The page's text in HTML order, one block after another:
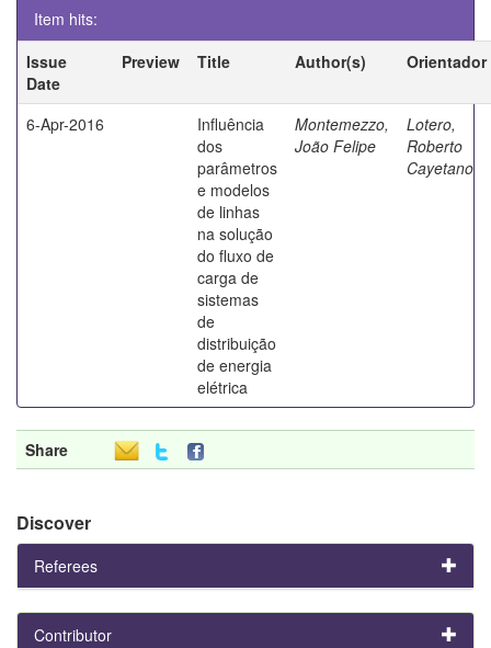
Item hits:
Issue
Date
Preview Title Author(s) Orientador
6-Apr-2016
Influência
dos
parâmetros
e modelos
de linhas
na solução
do fluxo de
carga de
sistemas
de
distribuição
de energia
elétrica
Montemezzo,
João Felipe
Lotero,
Roberto
Cayetano
Share
Discover
Referees
Contributor